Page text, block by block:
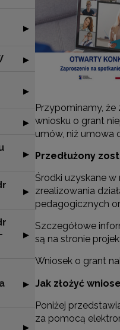
Rozwiń sekcję "Efektywne
▶
Rozwiń sekcję
▶
Rozwiń sekcję
▶
Rozwiń sekcję
▶
Rozwiń sekcję
▶
Rozwiń sekcję "Szkolenia
▶
Rozwiń sekcję "Szkolenia
▶
Rozwiń sekcję "Tworzenie
▶
Rozwiń sekcję "Tworzenie
▶
Przypominamy,
wniosku o grant
umów, niż umowa
Przedłużony
Środki uzyskane
zrealizowania
pedagogicznych
Szczegółowe
są na stronie
Wniosek o grant
Jak złożyć
Poniżej
za pomocą